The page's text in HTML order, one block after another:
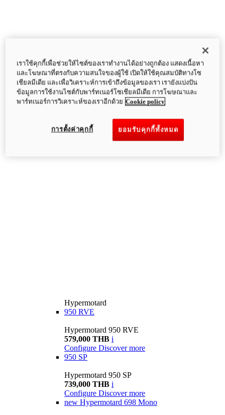
Hypermotard
950 RVE
Hypermotard 950 RVE
579,000 THB i
Configure Discover more
950 SP
Hypermotard 950 SP
739,000 THB i
Configure Discover more
new Hypermotard 698 Mono
เราใช้คุกกี้เพื่อช่วยให้ไซต์ของเราทำงานได้อย่างถูกต้อง แสดงเนื้อหา
และโฆษณาที่ตรงกับความสนใจของผู้ใช้ เปิดให้ใช้คุณสมบัติทางโซ
เชียลมีเดีย และเพื่อวิเคราะห์การเข้าถึงข้อมูลของเรา เรายังแบ่งปัน
ข้อมูลการใช้งานไซต์กับพาร์ทเนอร์โซเชียลมีเดีย การโฆษณาและ
พาร์ทเนอร์การวิเคราะห์ของเราอีกด้วย Cookie policy
ยอมรับคุกกี้ทั้งหมด
การตั้งค่าคุกกี้